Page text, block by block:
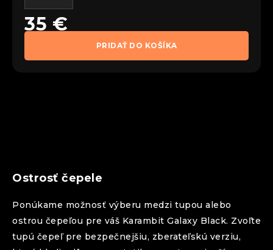
PRIDAŤ DO KOŠÍKA
35 €
Ostrosť čepele
Ponúkame možnosť výberu medzi tupou alebo
ostrou čepeľou pre váš Karambit Galaxy Black. Zvoľte
tupú čepeľ pre bezpečnejšiu, zberateľskú verziu,